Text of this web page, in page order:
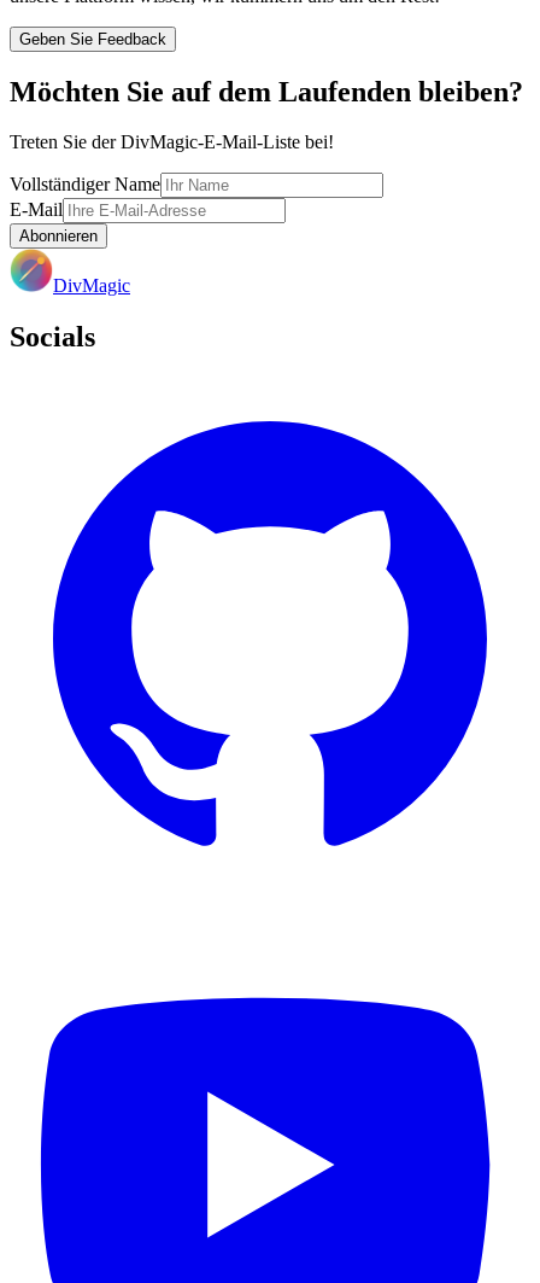
Geben Sie Feedback
Möchten Sie auf dem Laufenden bleiben?
Treten Sie der DivMagic-E-Mail-Liste bei!
Vollständiger Name
E-Mail
Abonnieren
DivMagic
Socials